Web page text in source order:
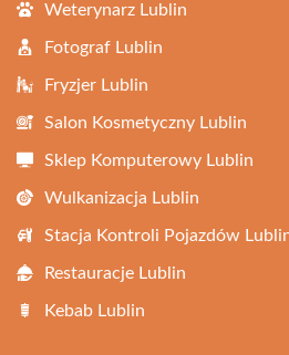
Weterynarz Lublin
Fotograf Lublin
Fryzjer Lublin
Salon Kosmetyczny Lublin
Sklep Komputerowy Lublin
Wulkanizacja Lublin
Stacja Kontroli Pojazdów
Restauracje Lublin
Kebab Lublin